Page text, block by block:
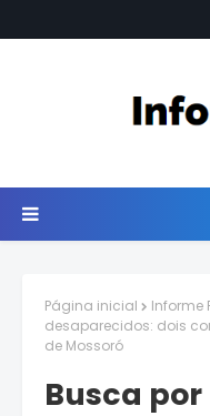
Página inicial Informe
desaparecidos: dois
de Mossoró
Busca